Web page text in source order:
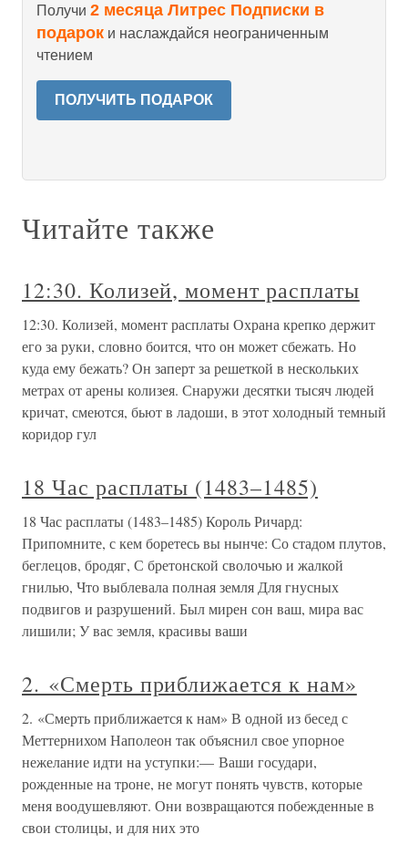
Получи 2 месяца Литрес Подписки в
подарок и наслаждайся неограниченным
чтением
ПОЛУЧИТЬ ПОДАРОК
Читайте также
12:30. Колизей, момент расплаты
12:30. Колизей, момент расплаты Охрана крепко держит
его за руки, словно боится, что он может сбежать. Но
куда ему бежать? Он заперт за решеткой в нескольких
метрах от арены колизея. Снаружи десятки тысяч людей
кричат, смеются, бьют в ладоши, в этот холодный темный
коридор гул
18 Час расплаты (1483–1485)
18 Час расплаты (1483–1485) Король Ричард:
Припомните, с кем боретесь вы нынче: Со стадом плутов,
беглецов, бродяг, С бретонской сволочью и жалкой
гнилью, Что выблевала полная земля Для гнусных
подвигов и разрушений. Был мирен сон ваш, мира вас
лишили; У вас земля, красивы ваши
2. «Смерть приближается к нам»
2. «Смерть приближается к нам» В одной из бесед с
Меттернихом Наполеон так объяснил свое упорное
нежелание идти на уступки:— Ваши государи,
рожденные на троне, не могут понять чувств, которые
меня воодушевляют. Они возвращаются побежденные в
свои столицы, и для них это